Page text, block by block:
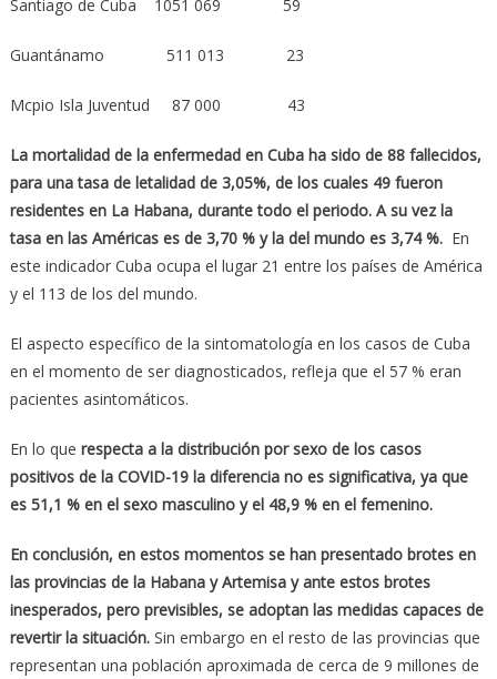
Santiago de Cuba 1051 069 59
Guantánamo 511 013 23
Mcpio Isla Juventud 87 000 43
La mortalidad de la enfermedad en Cuba ha sido de 88 fallecidos,
para una tasa de letalidad de 3,05%, de los cuales 49 fueron
residentes en La Habana, durante todo el periodo. A su vez la
tasa en las Américas es de 3,70 % y la del mundo es 3,74 %. En
este indicador Cuba ocupa el lugar 21 entre los países de América
y el 113 de los del mundo.
El aspecto específico de la sintomatología en los casos de Cuba
en el momento de ser diagnosticados, refleja que el 57 % eran
pacientes asintomáticos.
En lo que respecta a la distribución por sexo de los casos
positivos de la COVID-19 la diferencia no es significativa, ya que
es 51,1 % en el sexo masculino y el 48,9 % en el femenino.
En conclusión, en estos momentos se han presentado brotes en
las provincias de la Habana y Artemisa y ante estos brotes
inesperados, pero previsibles, se adoptan las medidas capaces de
revertir la situación.Sin embargo en el resto de las provincias que
representan una población aproximada de cerca de 9 millones de